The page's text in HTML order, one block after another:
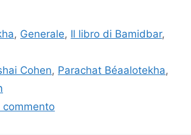
, Generale, Il libro di Bamidbar,
Cohen, Parachat Béaalotekha,
commento